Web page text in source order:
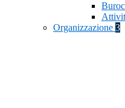
Organizzazione 3